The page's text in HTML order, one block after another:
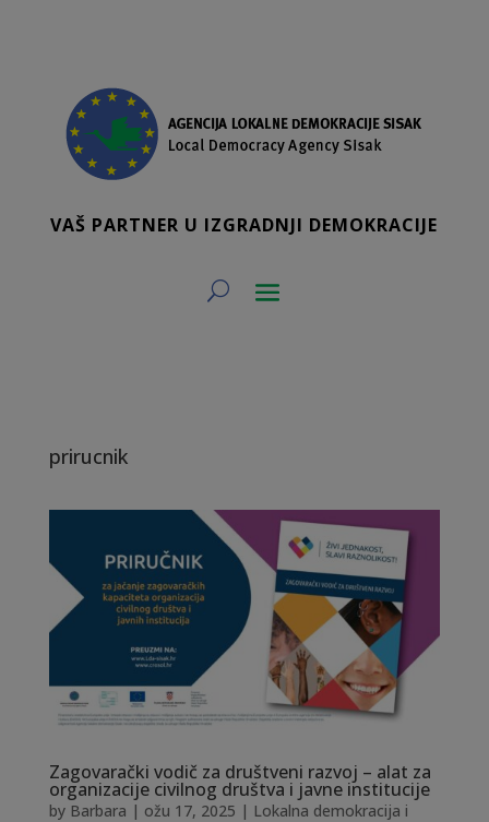
VAŠ PARTNER U IZGRADNJI DEMOKRACIJE
prirucnik
Zagovarački vodič za društveni razvoj – alat za
organizacije civilnog društva i javne institucije
by Barbara | ožu 17, 2025 | Lokalna demokracija i